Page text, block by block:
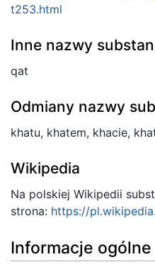
t253.html
Inne nazwy
qat
Odmiany nazwy
khatu, khatem, khacie,
Wikipedia
Na polskiej Wikipedii
strona: https://
Informacje ogólne